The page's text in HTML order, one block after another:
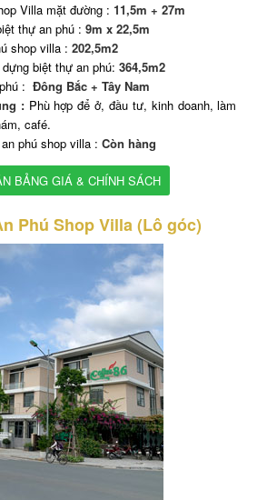
Villa mặt đường : 11,5m + 27m
thự an phú : 9m x 22,5m
shop villa : 202,5m2
biệt thự an phú: 364,5m2
: Đông Bắc + Tây Nam
:Phù hợp để ở, đầu tư, kinh doanh, làm
café.
phú shop villa : Còn hàng
BẢNG GIÁ & CHÍNH SÁCH
Phú Shop Villa(Lô góc)